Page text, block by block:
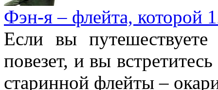
Фэн-я – флейта, которой
Если вы
повезет, и вы
старинной флейты –